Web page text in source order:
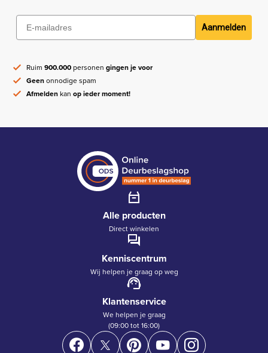
Aanmelden
Ruim900.000personengingen je voor
Geenonnodige spam
Afmeldenkanop ieder moment!
Alle producten
Direct winkelen
Kenniscentrum
Wij helpen je graag op weg
Klantenservice
We helpen je graag
(09:00 tot 16:00)